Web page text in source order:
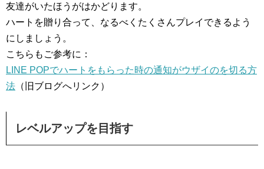
友達がいたほうがはかどります。
ハートを贈り合って、なるべくたくさんプレイできるよう
にしましょう。
こちらもご参考に：
LINE POPでハートをもらった時の通知がウザイのを切る方
法 （旧ブログへリンク）
レベルアップを目指す